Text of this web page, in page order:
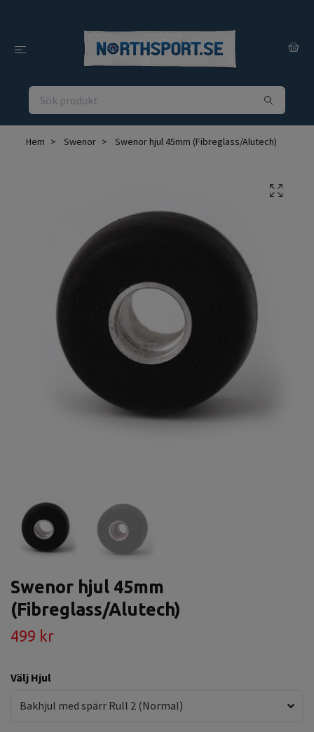
Hem Swenor Swenor hjul 45mm (Fibreglass/Alutech)
Swenor hjul 45mm
(Fibreglass/Alutech)
499 kr
Välj Hjul
Bakhjul med spärr Rull 2 (Normal)